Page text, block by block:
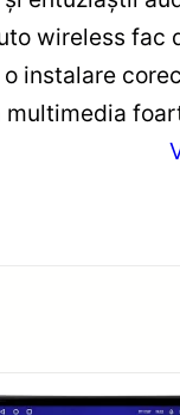
wireless
instalare